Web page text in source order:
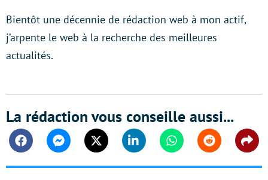
Bientôt une décennie de rédaction web à mon actif,
j’arpente le web à la recherche des meilleures
actualités.
La rédaction vous conseille aussi...
FacebookMessengerTwitter Linkedin WhatsappReddit